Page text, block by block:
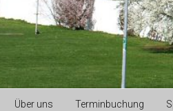
Über uns Terminbuchung